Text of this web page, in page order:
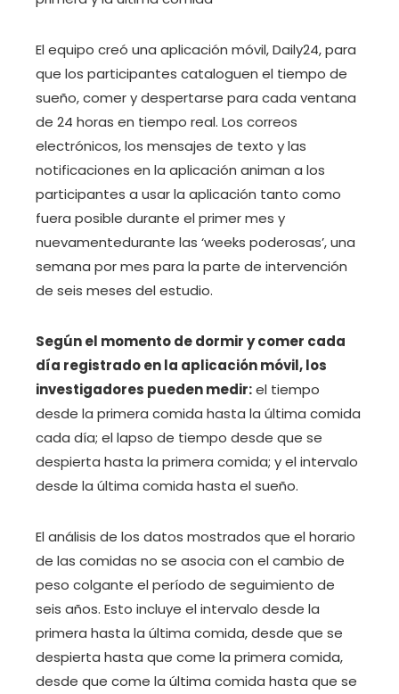
El equipo creó una aplicación móvil, Daily24, para
que los participantes cataloguen el tiempo de
sueño, comer y despertarse para cada ventana
de 24 horas en tiempo real. Los correos
electrónicos, los mensajes de texto y las
notificaciones en la aplicación animan a los
participantes a usar la aplicación tanto como
fuera posible durante el primer mes y
nuevamentedurante las ‘weeks poderosas’, una
semana por mes para la parte de intervención
de seis meses del estudio.
Según el momento de dormir y comer cada
día registrado en la aplicación móvil, los
investigadores pueden medir:el tiempo
desde la primera comida hasta la última comida
cada día; el lapso de tiempo desde que se
despierta hasta la primera comida; y el intervalo
desde la última comida hasta el sueño.
El análisis de los datos mostrados que el horario
de las comidas no se asocia con el cambio de
peso colgante el período de seguimiento de
seis años. Esto incluye el intervalo desde la
primera hasta la última comida, desde que se
despierta hasta que come la primera comida,
desde que come la última comida hasta que se